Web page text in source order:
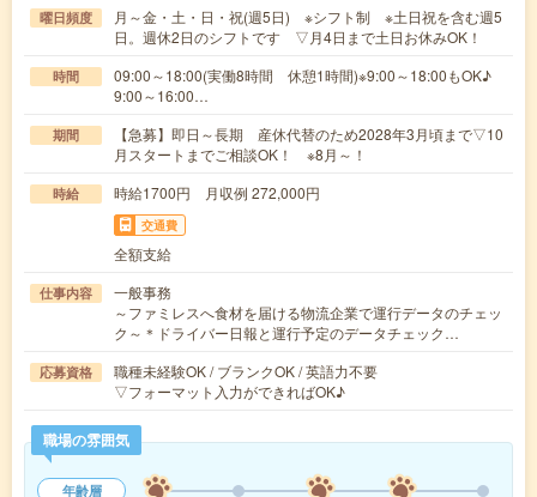
曜日頻度
月～金・土・日・祝(週5日) ※シフト制 ※土日祝を含む週5
日。週休2日のシフトです ▽月4日まで土日お休みOK！
時間
09:00～18:00(実働8時間 休憩1時間)※9:00～18:00もOK♪
9:00～16:00…
期間
【急募】即日～長期 産休代替のため2028年3月頃まで▽10
月スタートまでご相談OK！ ※8月～！
時給 時給1700円 月収例 272,000円
交通費
全額支給
仕事内容
一般事務
～ファミレスへ食材を届ける物流企業で運行データのチェッ
ク～＊ドライバー日報と運行予定のデータチェック…
応募資格
職種未経験OK / ブランクOK / 英語力不要
▽フォーマット入力ができればOK♪
職場の雰囲気
年齢層